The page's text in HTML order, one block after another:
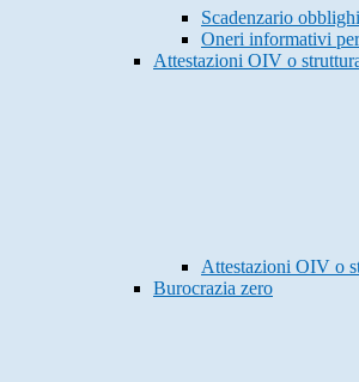
Scadenzario
Oneri informativi
Attestazioni OIV o
Attestazioni OIV o
Burocrazia zero